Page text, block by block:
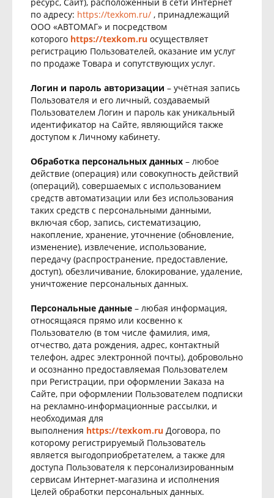
по адресу: https://texkom.ru/ , принадлежащий
ООО «АВТОМАГ» и посредством
которого https://texkom.ru осуществляет
регистрацию Пользователей, оказание им услуг
по продаже Товара и сопутствующих услуг.
Логин и пароль авторизации – учётная запись
Пользователя и его личный, создаваемый
Пользователем Логин и пароль как уникальный
идентификатор на Сайте, являющийся также
доступом к Личному кабинету.
Обработка персональных данных – любое
действие (операция) или совокупность действий
(операций), совершаемых с использованием
средств автоматизации или без использования
таких средств с персональными данными,
включая сбор, запись, систематизацию,
накопление, хранение, уточнение (обновление,
изменение), извлечение, использование,
передачу (распространение, предоставление,
доступ), обезличивание, блокирование, удаление,
уничтожение персональных данных.
Персональные данные – любая информация,
относящаяся прямо или косвенно к
Пользователю (в том числе фамилия, имя,
отчество, дата рождения, адрес, контактный
телефон, адрес электронной почты), добровольно
и осознанно предоставляемая Пользователем
при Регистрации, при оформлении Заказа на
Сайте, при оформлении Пользователем подписки
на рекламно-информационные рассылки, и
необходимая для
выполнения https://texkom.ru Договора, по
которому регистрируемый Пользователь
является выгодоприобретателем, а также для
доступа Пользователя к персонализированным
сервисам Интернет-магазина и исполнения
Целей обработки персональных данных.